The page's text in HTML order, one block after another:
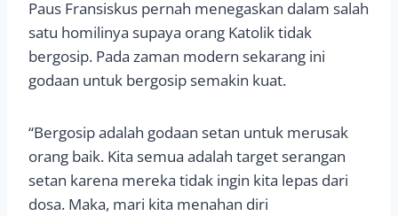
Paus Fransiskus pernah menegaskan dalam salah
satu homilinya supaya orang Katolik tidak
bergosip. Pada zaman modern sekarang ini
godaan untuk bergosip semakin kuat.
“Bergosip adalah godaan setan untuk merusak
orang baik. Kita semua adalah target serangan
setan karena mereka tidak ingin kita lepas dari
dosa. Maka, mari kita menahan diri